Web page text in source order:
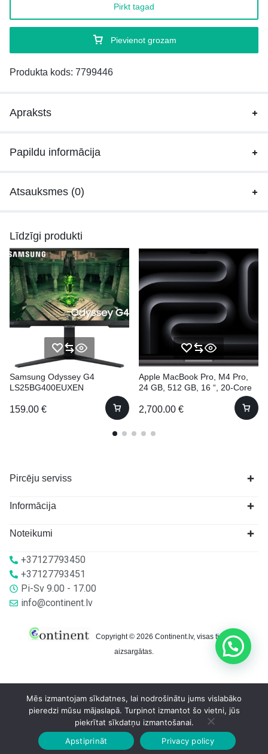
Pievienot grozam
Pirkt tagad
Produkta kods: 7799446
Apraksts
Papildu informācija
Atsauksmes (0)
Līdzīgi produkti
Samsung Odyssey G4
LS25BG400EUXEN
159.00 €
Apple MacBook Pro, M4 Pro,
24 GB, 512 GB, 16 “, 20-Core
2,700.00 €
Pircēju serviss
Informācija
Noteikumi
+37127793450
+37127793451
Pi-Sv 9.00 - 17.00
info@continent.lv
Copyright © 2026 Continent.lv, visas tiesības
aizsargātas.
Sākumlapa Veikalā Grozs
Mēs izmantojam sīkdatnes, lai nodrošinātu jums vislabāko
pieredzi mūsu mājaslapā. Turpinot izmantot šo vietni, jūs
piekrītat sīkdatņu izmantošanai.
Apstiprināt
Privacy policy